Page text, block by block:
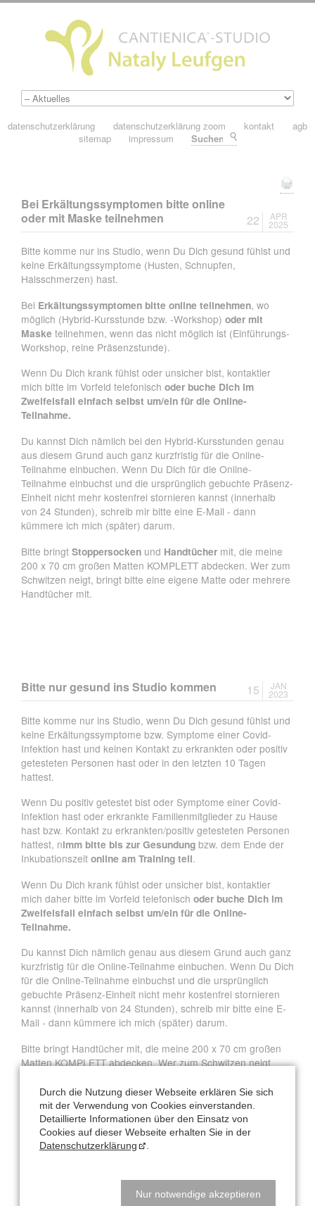
datenschutzerklärung datenschutzerklärung zoom kontakt
agb
sitemap
impressum
Bei Erkältungssymptomen bitte online
oder mit Maske teilnehmen
22 APR
2025
Bitte komme nur ins Studio, wenn Du Dich gesund fühlst und
keine Erkältungssymptome (Husten, Schnupfen,
Halsschmerzen) hast.
Bei Erkältungssymptomen bitte online teilnehmen, wo
möglich (Hybrid-Kursstunde bzw. -Workshop) oder mit
Maske teilnehmen, wenn das nicht möglich ist (Einführungs-
Workshop, reine Präsenzstunde).
Wenn Du Dich krank fühlst oder unsicher bist, kontaktier
mich bitte im Vorfeld telefonisch oder buche Dich im
Zweifelsfall einfach selbst um/ein für die Online-
Teilnahme.
Du kannst Dich nämlich bei den Hybrid-Kursstunden genau
aus diesem Grund auch ganz kurzfristig für die Online-
Teilnahme einbuchen. Wenn Du Dich für die Online-
Teilnahme einbuchst und die ursprünglich gebuchte Präsenz-
Einheit nicht mehr kostenfrei stornieren kannst (innerhalb
von 24 Stunden), schreib mir bitte eine E-Mail - dann
kümmere ich mich (später) darum.
Bitte bringt Stoppersockenund Handtüchermit, die meine
200 x 70 cm großen Matten KOMPLETT abdecken. Wer zum
Schwitzen neigt, bringt bitte eine eigene Matte oder mehrere
Handtücher mit.
Bitte nur gesund ins Studio kommen 15 JAN
2023
Bitte komme nur ins Studio, wenn Du Dich gesund fühlst und
keine Erkältungssymptome bzw. Symptome einer Covid-
Infektion hast und keinen Kontakt zu erkrankten oder positiv
getesteten Personen hast oder in den letzten 10 Tagen
hattest.
Wenn Du positiv getestet bist oder Symptome einer Covid-
Infektion hast oder erkrankte Familienmitglieder zu Hause
hast bzw. Kontakt zu erkrankten/positiv getesteten Personen
hattest, nimm bitte bis zur Gesundung bzw. dem Ende der
Inkubationszeitonline am Training teil.
Wenn Du Dich krank fühlst oder unsicher bist, kontaktier
mich daher bitte im Vorfeld telefonisch oder buche Dich im
Zweifelsfall einfach selbst um/ein für die Online-
Teilnahme.
Du kannst Dich nämlich genau aus diesem Grund auch ganz
kurzfristig für die Online-Teilnahme einbuchen. Wenn Du Dich
für die Online-Teilnahme einbuchst und die ursprünglich
gebuchte Präsenz-Einheit nicht mehr kostenfrei stornieren
kannst (innerhalb von 24 Stunden), schreib mir bitte eine E-
Mail - dann kümmere ich mich (später) darum.
Bitte bringt Handtücher mit, die meine 200 x 70 cm großen
Matten KOMPLETT abdecken. Wer zum Schwitzen neigt,
Das Studio verfügt über viele Fenster - für Luftaustausch ist
somit gesorgt.
Der Mann und Cantienica JUN
Durch die Nutzung dieser Webseite erklären Sie sich
mit der Verwendung von Cookies einverstanden.
Detaillierte Informationen über den Einsatz von
Cookies auf dieser Webseite erhalten Sie in der
Datenschutzerklärung
Nur notwendige akzeptieren